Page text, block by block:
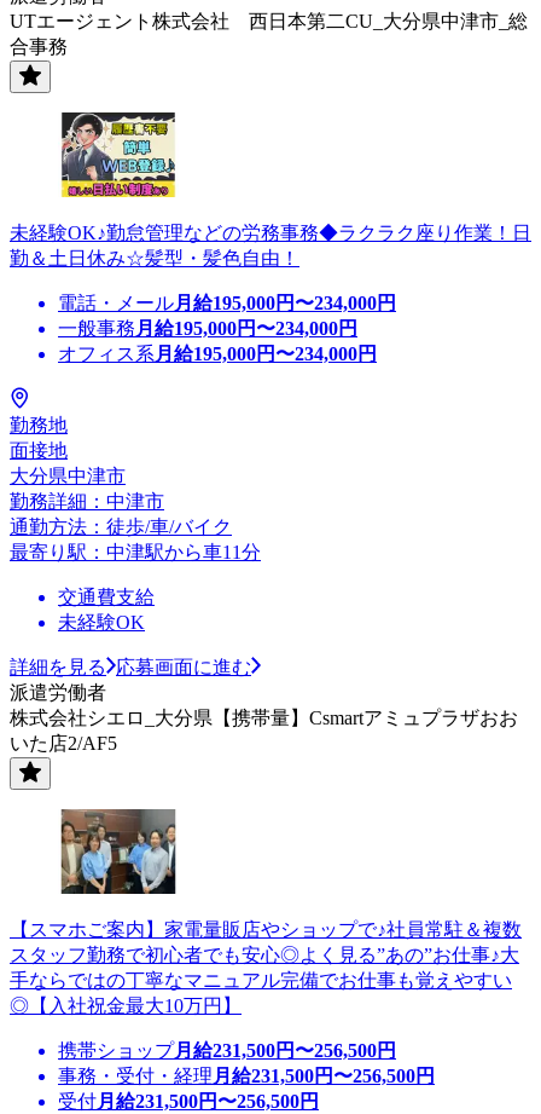
UTエージェント株式会社 西日本第二CU_大分県中津市_総
合事務
未経験OK♪勤怠管理などの労務事務◆ラクラク座り作業！日
勤＆土日休み☆髪型・髪色自由！
電話・メール月給195,000円〜234,000円
一般事務 月給195,000円〜234,000円
オフィス系 月給195,000円〜234,000円
勤務地
面接地
大分県中津市
勤務詳細：中津市
通勤方法：徒歩/車/バイク
最寄り駅：中津駅から車11分
交通費支給
未経験OK
詳細を見る
応募画面に進む
派遣労働者
株式会社シエロ_大分県【携帯量】Csmartアミュプラザおお
いた店2/AF5
【スマホご案内】家電量販店やショップで♪社員常駐＆複数
スタッフ勤務で初心者でも安心◎よく見る”あの”お仕事♪大
手ならではの丁寧なマニュアル完備でお仕事も覚えやすい
◎【入社祝金最大10万円】
携帯ショップ月給231,500円〜256,500円
事務・受付・経理 月給231,500円〜256,500円
受付月給231,500円〜256,500円